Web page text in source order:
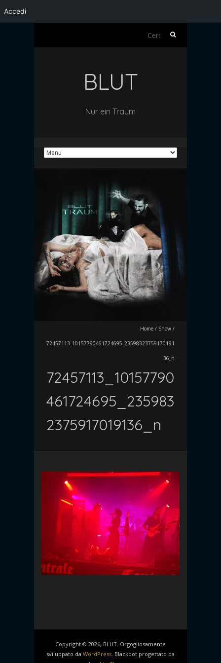
Accedi
Ricerca
BLUT
Nur ein Traum
Home / Show /
72457113_10157790461724695_23598323759170191
36_n
72457113_10157790
461724695_235983
2375917019136_n
Copyright © 2026, BLUT. Orgogliosamente
sviluppato da WordPress. Blackoot progettato da